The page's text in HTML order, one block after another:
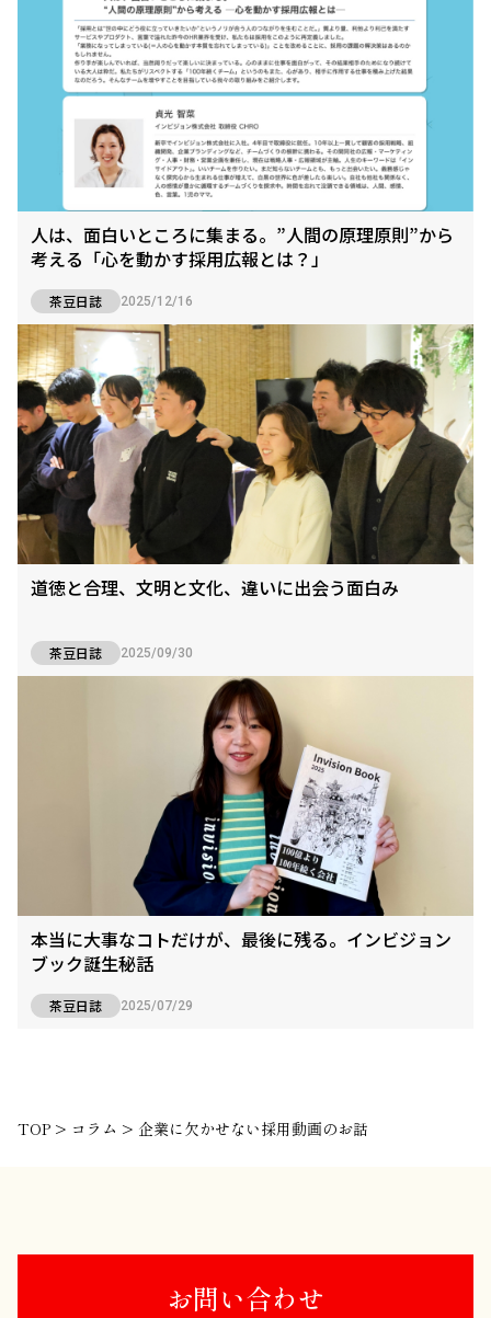
人は、面白いところに集まる。”人間の原理原則”から
考える「心を動かす採用広報とは？」
茶豆日誌 2025/12/16
道徳と合理、文明と文化、違いに出会う面白み
茶豆日誌 2025/09/30
本当に大事なコトだけが、最後に残る。インビジョン
ブック誕生秘話
茶豆日誌 2025/07/29
TOP > コラム > 企業に欠かせない採用動画のお話
お問い合わせ